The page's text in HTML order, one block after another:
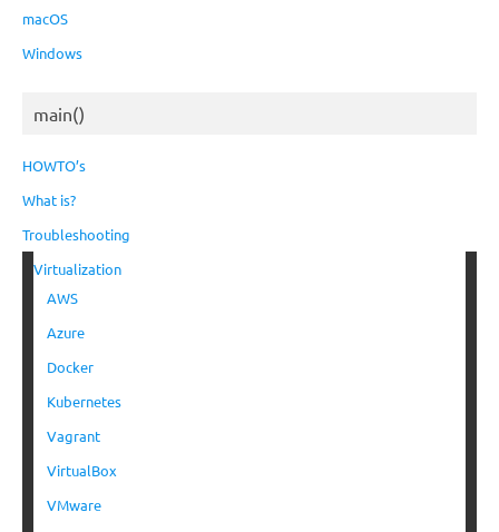
macOS
Windows
main()
HOWTO’s
What is?
Troubleshooting
Virtualization
AWS
Azure
Docker
Kubernetes
Vagrant
VirtualBox
VMware